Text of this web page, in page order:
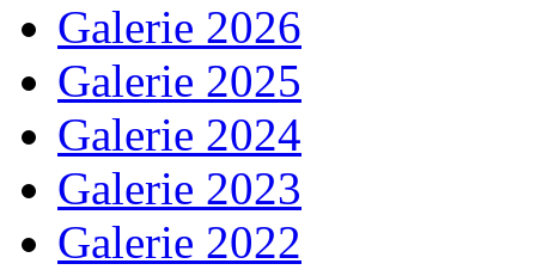
Galerie 2026
Galerie 2025
Galerie 2024
Galerie 2023
Galerie 2022